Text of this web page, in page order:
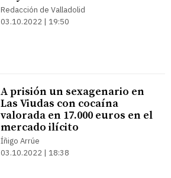
Redacción de Valladolid
03.10.2022 | 19:50
A prisión un sexagenario en
Las Viudas con cocaína
valorada en 17.000 euros en el
mercado ilícito
Íñigo Arrúe
03.10.2022 | 18:38